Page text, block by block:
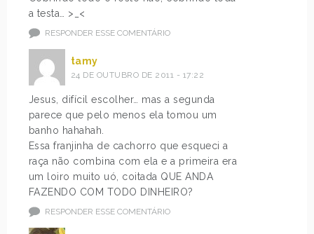
a testa… >_<
RESPONDER ESSE COMENTÁRIO
tamy
24 DE OUTUBRO DE 2011 - 17:22
Jesus, difícil escolher… mas a segunda
parece que pelo menos ela tomou um
banho hahahah.
Essa franjinha de cachorro que esqueci a
raça não combina com ela e a primeira era
um loiro muito uó, coitada QUE ANDA
FAZENDO COM TODO DINHEIRO?
RESPONDER ESSE COMENTÁRIO